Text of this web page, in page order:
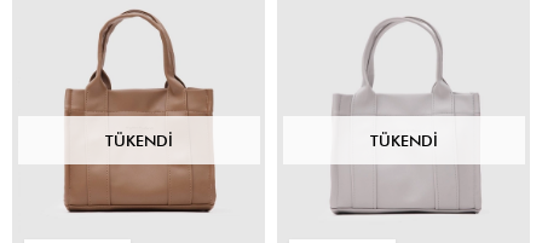
TÜKENDI TÜKENDI